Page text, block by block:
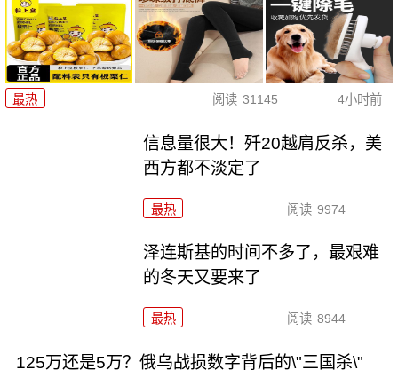
最热 阅读 31145 4小时前
信息量很大！歼20越肩反杀，美
西方都不淡定了
最热 阅读 9974
泽连斯基的时间不多了，最艰难
的冬天又要来了
最热 阅读 8944
125万还是5万？俄乌战损数字背后的\"三国杀\"